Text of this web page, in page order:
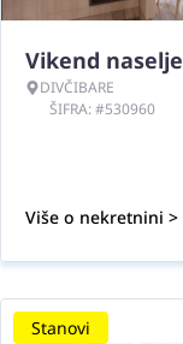
Vikend naselje
DIVČIBARE
ŠIFRA: #530960
Više o nekretnini >
Stanovi